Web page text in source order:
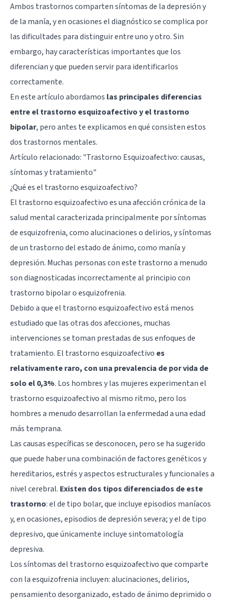
Ambos trastornos comparten síntomas de la depresión y
de la manía, y en ocasiones el diagnóstico se complica por
las dificultades para distinguir entre uno y otro. Sin
embargo, hay características importantes que los
diferencian y que pueden servir para identificarlos
correctamente.
En este artículo abordamos las principales diferencias
entre el trastorno esquizoafectivo y el trastorno
bipolar, pero antes te explicamos en qué consisten estos
dos trastornos mentales.
Artículo relacionado: "Trastorno Esquizoafectivo: causas,
síntomas y tratamiento"
¿Qué es el trastorno esquizoafectivo?
El trastorno esquizoafectivo es una afección crónica de la
salud mental caracterizada principalmente por síntomas
de esquizofrenia, como alucinaciones o delirios, y síntomas
de un trastorno del estado de ánimo, como manía y
depresión. Muchas personas con este trastorno a menudo
son diagnosticadas incorrectamente al principio con
trastorno bipolar o esquizofrenia.
Debido a que el trastorno esquizoafectivo está menos
estudiado que las otras dos afecciones, muchas
intervenciones se toman prestadas de sus enfoques de
tratamiento. El trastorno esquizoafectivo es
relativamente raro, con una prevalencia de por vida de
solo el 0,3%. Los hombres y las mujeres experimentan el
trastorno esquizoafectivo al mismo ritmo, pero los
hombres a menudo desarrollan la enfermedad a una edad
más temprana.
Las causas específicas se desconocen, pero se ha sugerido
que puede haber una combinación de factores genéticos y
hereditarios, estrés y aspectos estructurales y funcionales a
nivel cerebral. Existen dos tipos diferenciados de este
trastorno: el de tipo bolar, que incluye episodios maníacos
y, en ocasiones, episodios de depresión severa; y el de tipo
depresivo, que únicamente incluye sintomatología
depresiva.
Los síntomas del trastorno esquizoafectivo que comparte
con la esquizofrenia incluyen: alucinaciones, delirios,
pensamiento desorganizado, estado de ánimo deprimido o